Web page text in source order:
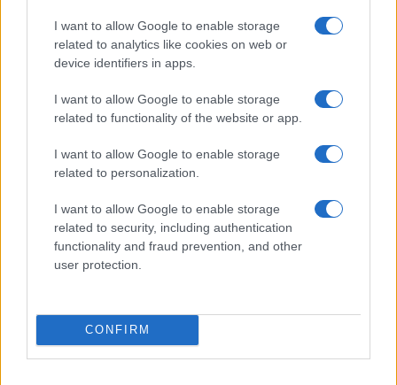
I want to allow Google to enable storage
related to analytics like cookies on web or
device identifiers in apps.
I want to allow Google to enable storage
related to functionality of the website or app.
I want to allow Google to enable storage
related to personalization.
I want to allow Google to enable storage
related to security, including authentication
functionality and fraud prevention, and other
user protection.
CONFIRM
Επίδομα ενοικίου: Παγίδα το
την αποφύγετε
15/03/2019 - 15:55
epidomastegasis.gr: Όσα πρέπει
να ξέρετε για αιτήσεις, κριτήρια
και ποσά
Επίδομα ενοικίου – ΗΔΙΚΑ:
22.134 οι εγκεκριμένες αιτήσεις